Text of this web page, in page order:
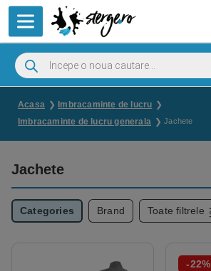
Acasa
Imbracaminte de lucru
Imbracaminte de lucru generala
Jachete
Jachete
Categories Brand Toate filtrele
-22%